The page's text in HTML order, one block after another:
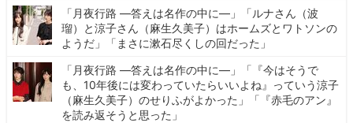
「月夜行路 ―答えは名作の中に―」「ルナさん（波
瑠）と涼子さん（麻生久美子）はホームズとワトソンの
ようだ」「まさに漱石尽くしの回だった」
「月夜行路 ―答えは名作の中に―」「『今はそうで
も、10年後には変わっていたらいいよね』っていう涼子
（麻生久美子）のせりふがよかった」「『赤毛のアン』
を読み返そうと思った」